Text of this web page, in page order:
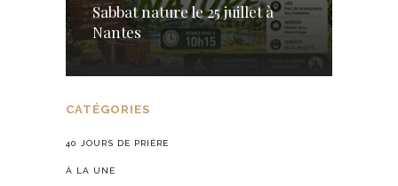
Sabbat nature le 25 juillet à
Nantes
CATÉGORIES
40 JOURS DE PRIÈRE
À LA UNE